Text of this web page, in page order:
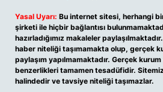
Yasal Uyarı: Bu internet sitesi, herhangi
şirketi ile hiçbir bağlantısı
hazırladığımız makaleler
haber niteliği taşımamakta olup, gerçek
paylaşım yapılmamaktadır. Gerçek
benzerlikleri tamamen tesadüfidir.
halindedir ve tavsiye niteliği taşımazlar.